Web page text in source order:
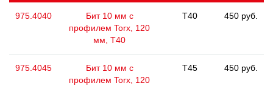
975.4040
Бит 10 мм с
профилем Torx, 120
мм, Т40
T40 450 руб.
975.4045
Бит 10 мм с
профилем Torx, 120
T45 450 руб.